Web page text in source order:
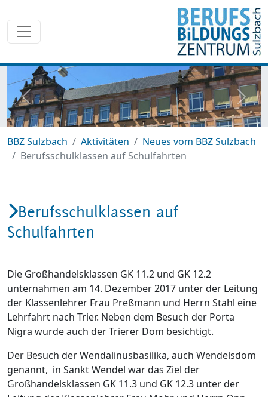
zurück
BBZ Sulzbach Aktivitäten
Neues vom BBZ Sulzbach
Berufsschulklassen auf Schulfahrten
Berufsschulklassen auf
Schulfahrten
Die Großhandelsklassen GK 11.2 und GK 12.2
unternahmen am 14. Dezember 2017 unter der Leitung
der Klassenlehrer Frau Preßmann und Herrn Stahl eine
Lehrfahrt nach Trier. Neben dem Besuch der Porta
Nigra wurde auch der Trierer Dom besichtigt.
Der Besuch der Wendalinusbasilika, auch Wendelsdom
genannt, in Sankt Wendel war das Ziel der
Großhandelsklassen GK 11.3 und GK 12.3 unter der